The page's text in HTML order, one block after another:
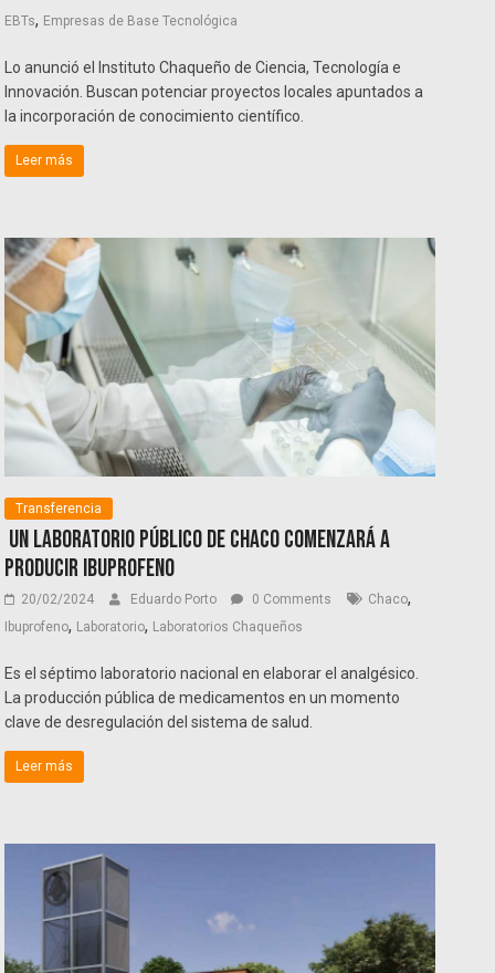
EBTs, Empresas de Base Tecnológica
Lo anunció el Instituto Chaqueño de Ciencia, Tecnología e
Innovación. Buscan potenciar proyectos locales apuntados a
la incorporación de conocimiento científico.
Leer más
Transferencia
Un laboratorio público de Chaco comenzará a
producir ibuprofeno
20/02/2024 Eduardo Porto 0 Comments Chaco,
Ibuprofeno, Laboratorio, Laboratorios Chaqueños
Es el séptimo laboratorio nacional en elaborar el analgésico.
La producción pública de medicamentos en un momento
clave de desregulación del sistema de salud.
Leer más